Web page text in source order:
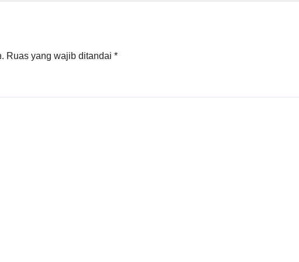
Ruas yang wajib ditandai *